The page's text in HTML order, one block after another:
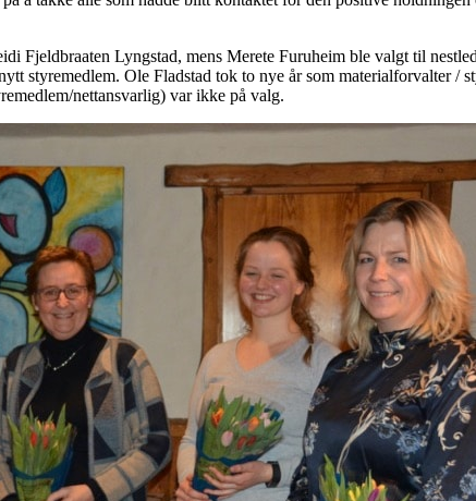
Fjeldbraaten Lyngstad, mens Merete Furuheim ble valgt til
styremedlem. Ole Fladstad tok to nye år som materialforvalter /
nettansvarlig) var ikke på valg.